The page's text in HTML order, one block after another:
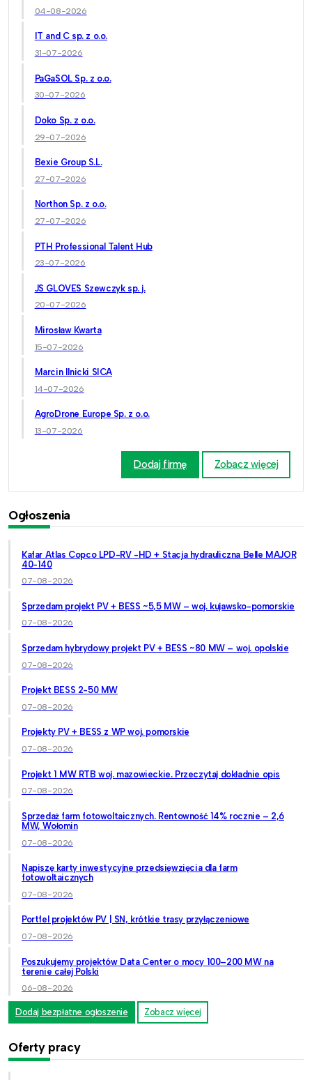
04-08-2026
IT and C sp. z o.o.
31-07-2026
PaGaSOL Sp. z o.o.
30-07-2026
Doko Sp. z o.o.
29-07-2026
Bexie Group S.L.
27-07-2026
Northon Sp. z o.o.
27-07-2026
PTH Professional Talent Hub
23-07-2026
JS GLOVES Szewczyk sp. j.
20-07-2026
Mirosław Kwarta
15-07-2026
Marcin Ilnicki SICA
14-07-2026
AgroDrone Europe Sp. z o.o.
13-07-2026
Dodaj firmę Zobacz więcej
Ogłoszenia
Kafar Atlas Copco LPD-RV -HD + Stacja hydrauliczna Belle MAJOR
40-140
07-08-2026
Sprzedam projekt PV + BESS ~5,5 MW – woj. kujawsko-pomorskie
07-08-2026
Sprzedam hybrydowy projekt PV + BESS ~80 MW – woj. opolskie
07-08-2026
Projekt BESS 2-50 MW
07-08-2026
Projekty PV + BESS z WP woj. pomorskie
07-08-2026
Projekt 1 MW RTB woj. mazowieckie. Przeczytaj dokładnie opis
07-08-2026
Sprzedaż farm fotowoltaicznych. Rentowność 14% rocznie – 2,6
MW, Wołomin
07-08-2026
Napiszę karty inwestycyjne przedsięwzięcia dla farm
fotowoltaicznych
07-08-2026
Portfel projektów PV | SN, krótkie trasy przyłączeniowe
07-08-2026
Poszukujemy projektów Data Center o mocy 100–200 MW na
terenie całej Polski
06-08-2026
Dodaj bezpłatne ogłoszenie Zobacz więcej
Oferty pracy